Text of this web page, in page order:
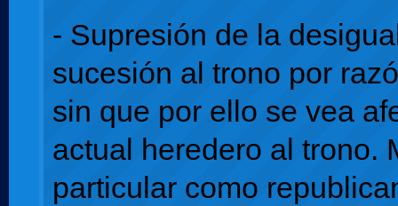
- Supresión de la
sucesión al trono por
sin que por ello se vea
actual heredero al trono.
particular como